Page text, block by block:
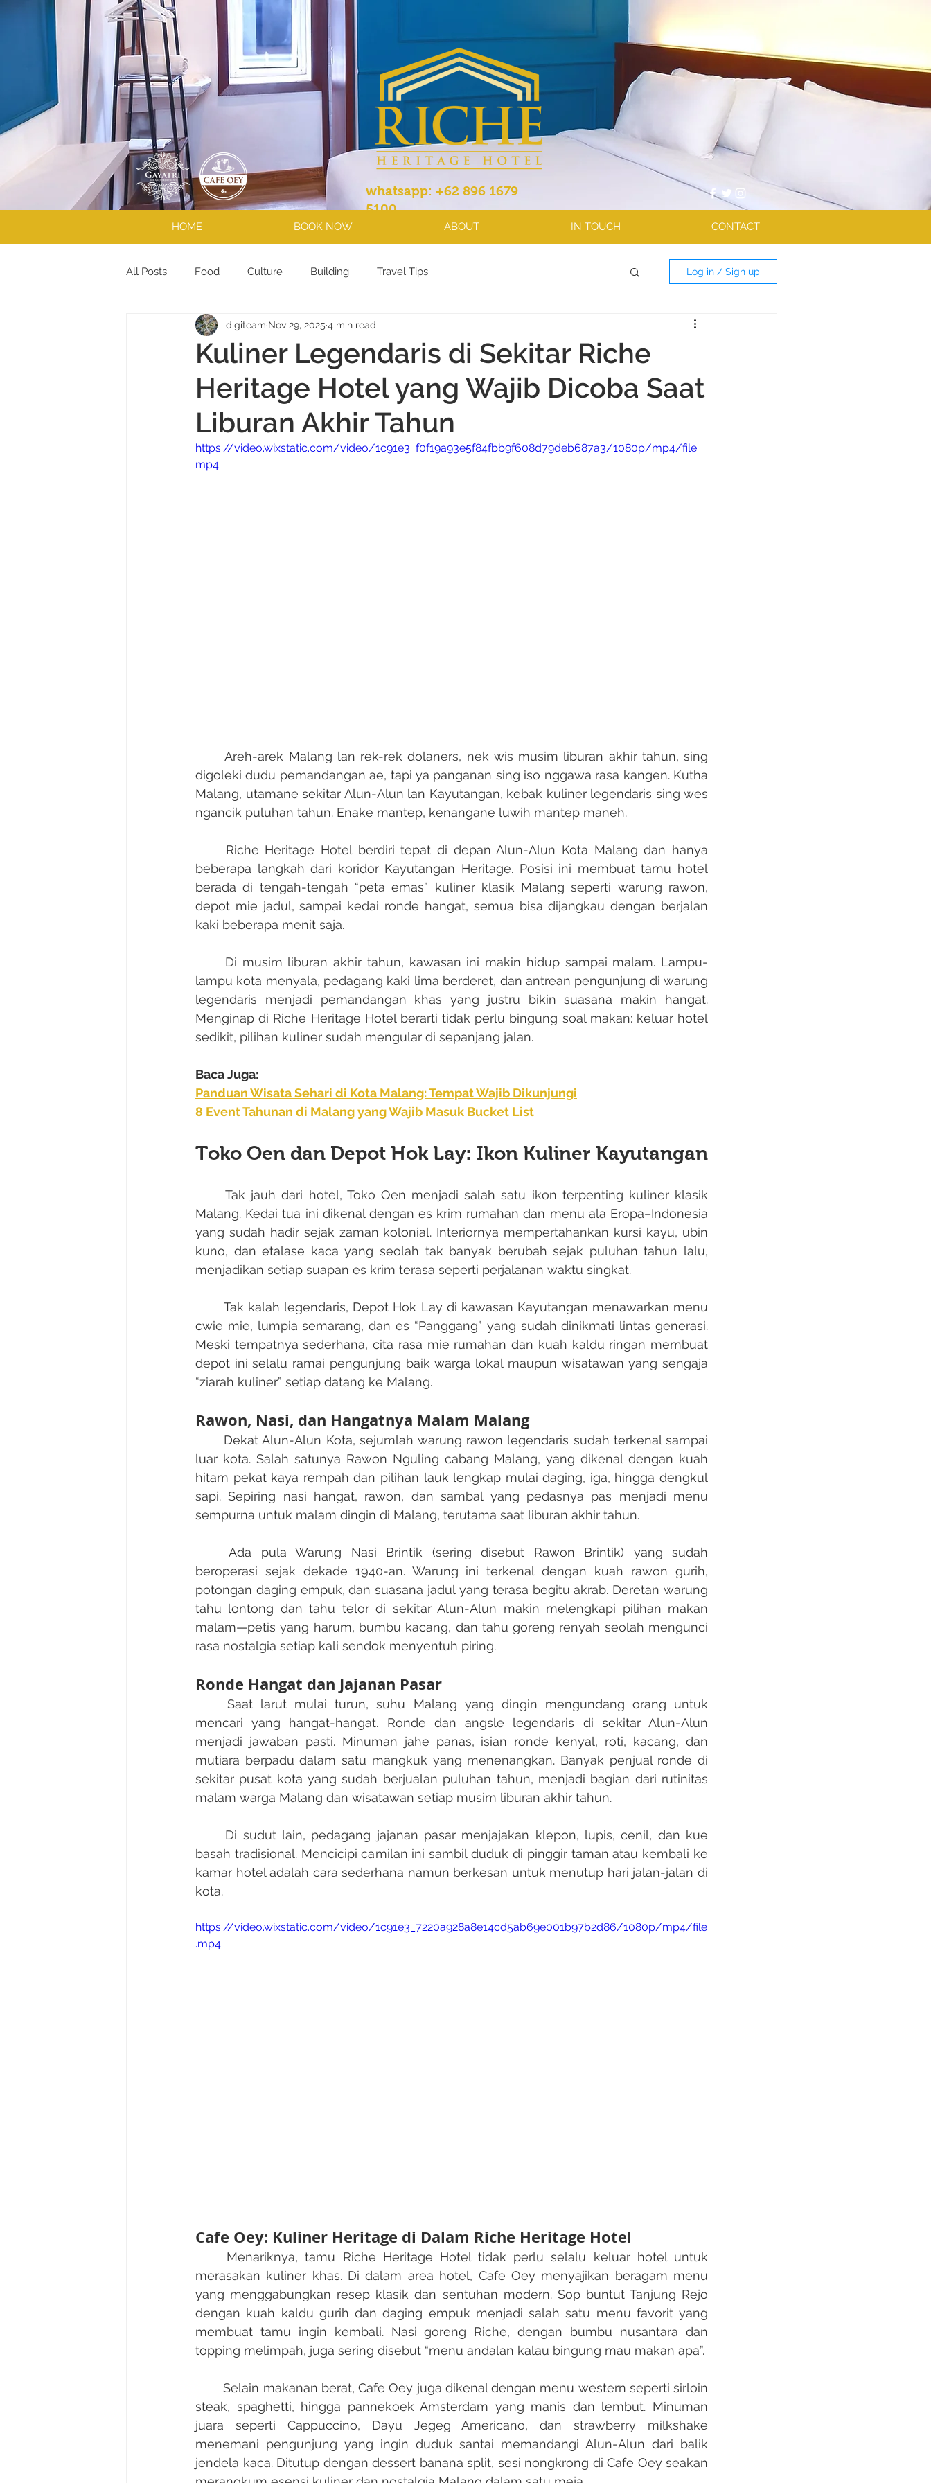
HOME BOOK NOW ABOUT IN TOUCH CONTACT
whatsapp: +62 896 1679
5100
All Posts Food Culture Building Travel Tips Log in / Sign up
Kuliner Legendaris di Sekitar Riche
Heritage Hotel yang Wajib Dicoba Saat
Liburan Akhir Tahun
digiteam Nov 29, 2025 4 min read
https://video.wixstatic.com/video/1c91e3_f0f19a93e5f84fbb9f608d79deb687a3/1080p/mp4/file.
mp4
	Areh-arek Malang lan rek-rek dolaners, nek wis musim liburan akhir tahun, sing
digoleki dudu pemandangan ae, tapi ya panganan sing iso nggawa rasa kangen. Kutha
Malang, utamane sekitar Alun-Alun lan Kayutangan, kebak kuliner legendaris sing wes
ngancik puluhan tahun. Enake mantep, kenangane luwih mantep maneh.
beberapa langkah dari koridor Kayutangan Heritage. Posisi ini membuat tamu hotel
berada di tengah-tengah “peta emas” kuliner klasik Malang seperti warung rawon,
depot mie jadul, sampai kedai ronde hangat, semua bisa dijangkau dengan berjalan
kaki beberapa menit saja.​
lampu kota menyala, pedagang kaki lima berderet, dan antrean pengunjung di warung
legendaris menjadi pemandangan khas yang justru bikin suasana makin hangat.
Menginap di Riche Heritage Hotel berarti tidak perlu bingung soal makan: keluar hotel
sedikit, pilihan kuliner sudah mengular di sepanjang jalan.
Baca Juga:
Panduan Wisata Sehari di Kota Malang: Tempat Wajib Dikunjungi
8 Event Tahunan di Malang yang Wajib Masuk Bucket List
Toko Oen dan Depot Hok Lay: Ikon Kuliner Kayutangan
	Tak jauh dari hotel, Toko Oen menjadi salah satu ikon terpenting kuliner klasik
Malang. Kedai tua ini dikenal dengan es krim rumahan dan menu ala Eropa–Indonesia
yang sudah hadir sejak zaman kolonial. Interiornya mempertahankan kursi kayu, ubin
kuno, dan etalase kaca yang seolah tak banyak berubah sejak puluhan tahun lalu,
menjadikan setiap suapan es krim terasa seperti perjalanan waktu singkat.​​
	Tak kalah legendaris, Depot Hok Lay di kawasan Kayutangan menawarkan menu
cwie mie, lumpia semarang, dan es “Panggang” yang sudah dinikmati lintas generasi.
Meski tempatnya sederhana, cita rasa mie rumahan dan kuah kaldu ringan membuat
depot ini selalu ramai pengunjung baik warga lokal maupun wisatawan yang sengaja
“ziarah kuliner” setiap datang ke Malang.​
Rawon, Nasi, dan Hangatnya Malam Malang
luar kota. Salah satunya Rawon Nguling cabang Malang, yang dikenal dengan kuah
hitam pekat kaya rempah dan pilihan lauk lengkap mulai daging, iga, hingga dengkul
sapi. Sepiring nasi hangat, rawon, dan sambal yang pedasnya pas menjadi menu
sempurna untuk malam dingin di Malang, terutama saat liburan akhir tahun.​
	Ada pula Warung Nasi Brintik (sering disebut Rawon Brintik) yang sudah
beroperasi sejak dekade 1940-an. Warung ini terkenal dengan kuah rawon gurih,
potongan daging empuk, dan suasana jadul yang terasa begitu akrab. Deretan warung
tahu lontong dan tahu telor di sekitar Alun-Alun makin melengkapi pilihan makan
malam—petis yang harum, bumbu kacang, dan tahu goreng renyah seolah mengunci
rasa nostalgia setiap kali sendok menyentuh piring.
Ronde Hangat dan Jajanan Pasar
	Saat larut mulai turun, suhu Malang yang dingin mengundang orang untuk
mencari yang hangat-hangat. Ronde dan angsle legendaris di sekitar Alun-Alun
menjadi jawaban pasti. Minuman jahe panas, isian ronde kenyal, roti, kacang, dan
mutiara berpadu dalam satu mangkuk yang menenangkan. Banyak penjual ronde di
sekitar pusat kota yang sudah berjualan puluhan tahun, menjadi bagian dari rutinitas
malam warga Malang dan wisatawan setiap musim liburan akhir tahun.​
basah tradisional. Mencicipi camilan ini sambil duduk di pinggir taman atau kembali ke
kamar hotel adalah cara sederhana namun berkesan untuk menutup hari jalan-jalan di
kota.
https://video.wixstatic.com/video/1c91e3_7220a928a8e14cd5ab69e001b97b2d86/1080p/mp4/file
.mp4
Cafe Oey: Kuliner Heritage di Dalam Riche Heritage Hotel
merasakan kuliner khas. Di dalam area hotel, Cafe Oey menyajikan beragam menu
yang menggabungkan resep klasik dan sentuhan modern. Sop buntut Tanjung Rejo
dengan kuah kaldu gurih dan daging empuk menjadi salah satu menu favorit yang
membuat tamu ingin kembali. Nasi goreng Riche, dengan bumbu nusantara dan
topping melimpah, juga sering disebut “menu andalan kalau bingung mau makan apa”.​
	Selain makanan berat, Cafe Oey juga dikenal dengan menu western seperti sirloin
steak, spaghetti, hingga pannekoek Amsterdam yang manis dan lembut. Minuman
juara seperti Cappuccino, Dayu Jegeg Americano, dan strawberry milkshake
menemani pengunjung yang ingin duduk santai memandangi Alun-Alun dari balik
jendela kaca. Ditutup dengan dessert banana split, sesi nongkrong di Cafe Oey seakan